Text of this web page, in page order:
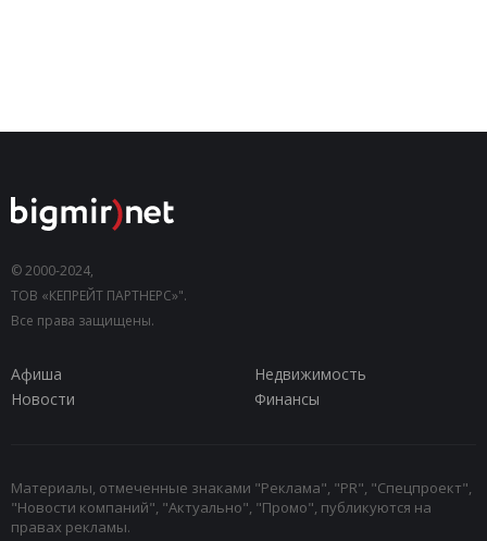
© 2000-2024,
ТОВ «КЕПРЕЙТ ПАРТНЕРС»".
Все права защищены.
Афиша
Недвижимость
Новости
Финансы
Материалы, отмеченные знаками "Реклама", "PR", "Спецпроект",
"Новости компаний", "Актуально", "Промо", публикуются на
правах рекламы.